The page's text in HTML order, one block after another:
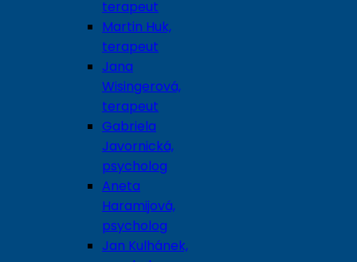
terapeut
Martin Huk,
terapeut
Jana
Wisingerová,
terapeut
Gabriela
Javornická,
psycholog
Aneta
Haramijová,
psycholog
Jan Kulhánek,